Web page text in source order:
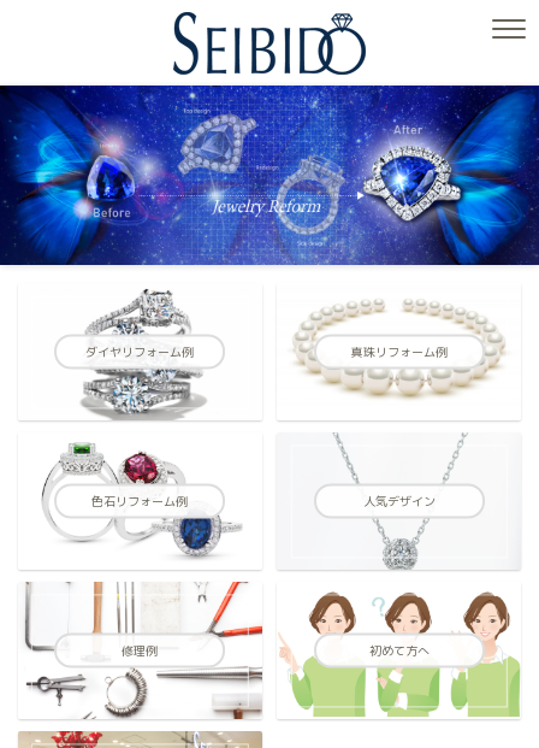
ダイヤリフォーム例 真珠リフォーム例
色石リフォーム例 人気デザイン
修理例 初めて方へ